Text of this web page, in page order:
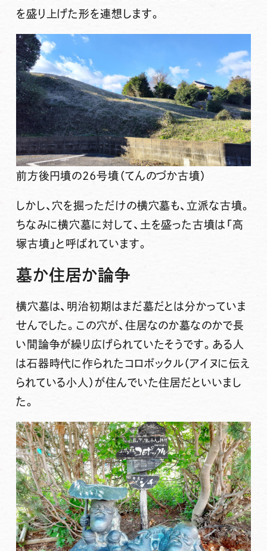
を盛り上げた形を連想します。
前方後円墳の26号墳（てんのづか古墳）
しかし、穴を掘っただけの横穴墓も、立派な古墳。
ちなみに横穴墓に対して、土を盛った古墳は「高
塚古墳」と呼ばれています。
墓か住居か論争
横穴墓は、明治初期はまだ墓だとは分かっていま
せんでした。この穴が、住居なのか墓なのかで長
い間論争が繰り広げられていたそうです。ある人
は石器時代に作られたコロボックル（アイヌに伝え
られている小人）が住んでいた住居だといいまし
た。